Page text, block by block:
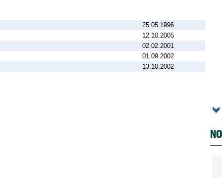
25.05.1996
12.10.2005
02.02.2001
01.09.2002
13.10.2002